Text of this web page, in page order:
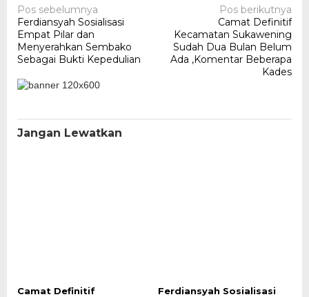
Navigasi
pos
Pos sebelumnya
Ferdiansyah Sosialisasi
Empat Pilar dan
Menyerahkan Sembako
Sebagai Bukti Kepedulian
Pos berikutnya
Camat Definitif
Kecamatan Sukawening
Sudah Dua Bulan Belum
Ada ,Komentar Beberapa
Kades
Jangan Lewatkan
Camat Definitif
Ferdiansyah Sosialisasi